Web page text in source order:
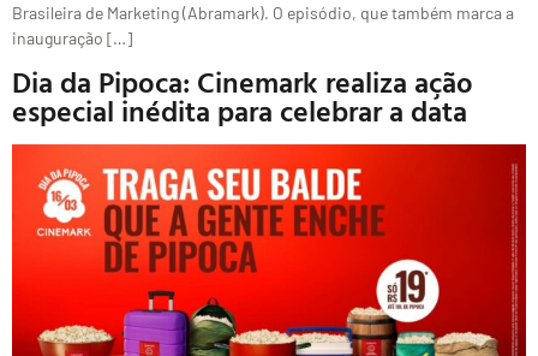
Brasileira de Marketing (Abramark). O episódio, que também marca a
inauguração […]
Dia da Pipoca: Cinemark realiza ação
especial inédita para celebrar a data